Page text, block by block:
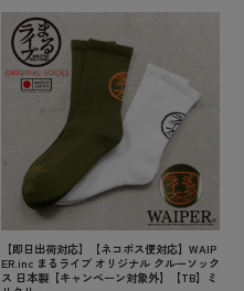
【即日出荷対応】【ネコポス便対応】WAIP
ER.inc まるライブ オリジナル クルーソック
ス 日本製【キャンペーン対象外】【TB】ミ